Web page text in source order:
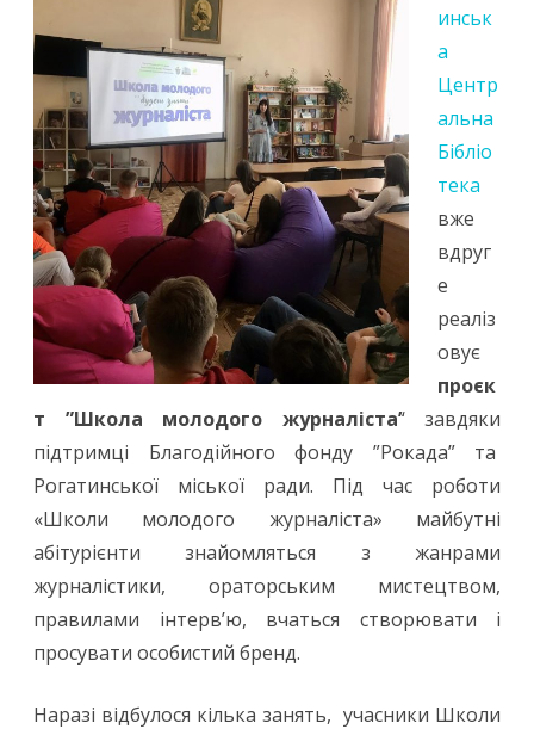
инськ
а
Центр
альна
Бібліо
тека
вже
вдруг
е
реаліз
овує
проєк
т ”Школа молодого журналіста’‘ завдяки
підтримці Благодійного фонду ”Рокада” та
Рогатинської міської ради. Під час роботи
«Школи молодого журналіста» майбутні
абітурієнти знайомляться з жанрами
журналістики, ораторським мистецтвом,
правилами інтерв’ю, вчаться створювати і
просувати особистий бренд.
Наразі відбулося кілька занять, учасники Школи